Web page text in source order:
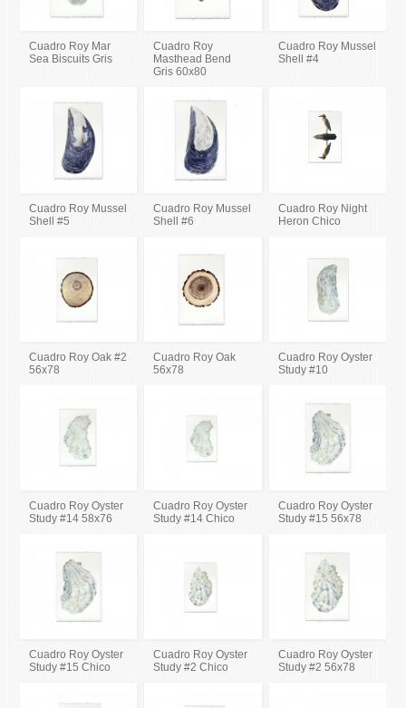
Cuadro Roy Mar
Sea Biscuits Gris
Cuadro Roy
Masthead Bend
Gris 60x80
Cuadro Roy Mussel
Shell #4
Cuadro Roy Mussel
Shell #5
Cuadro Roy Mussel
Shell #6
Cuadro Roy Night
Heron Chico
Cuadro Roy Oak #2
56x78
Cuadro Roy Oak
56x78
Cuadro Roy Oyster
Study #10
Cuadro Roy Oyster
Study #14 58x76
Cuadro Roy Oyster
Study #14 Chico
Cuadro Roy Oyster
Study #15 56x78
Cuadro Roy Oyster
Study #15 Chico
Cuadro Roy Oyster
Study #2 Chico
Cuadro Roy Oyster
Study #2 56x78